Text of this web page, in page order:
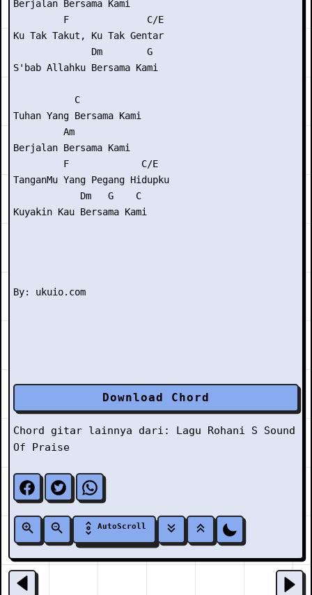
Berjalan Bersama Kami
         F              C/E
Ku Tak Takut, Ku Tak Gentar
              Dm        G
S'bab Allahku Bersama Kami
           C
Tuhan Yang Bersama Kami
         Am
Berjalan Bersama Kami
         F             C/E
TanganMu Yang Pegang Hidupku
            Dm   G    C
Kuyakin Kau Bersama Kami
Download Chord
Chord gitar lainnya dari: Lagu Rohani S
Sound
Of Praise
AutoScroll